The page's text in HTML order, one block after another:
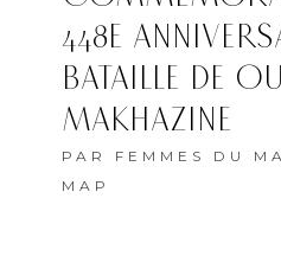
448E
BATAILLE DE
MAKHAZINE
PAR FEMMES DU
MAP